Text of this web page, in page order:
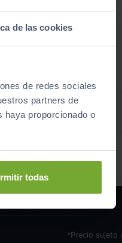
de las cookies
de redes sociales
partners de
haya proporcionado o
todas
*Precio sujeto